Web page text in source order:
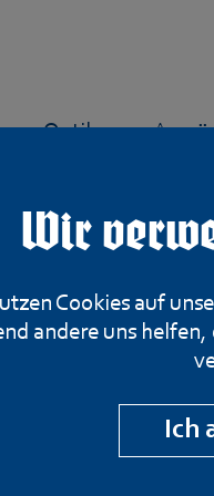
Wir
Cookies auf
andere uns
Ich
Optiken